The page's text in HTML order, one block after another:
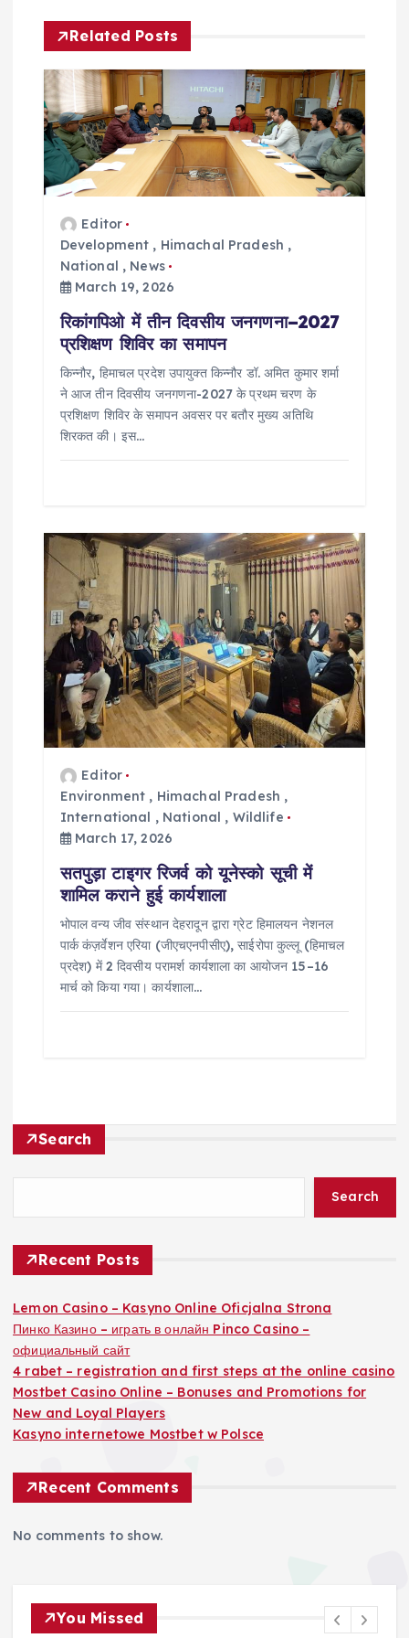
v
g
a
Related Posts
Editor
Development , Himachal Pradesh ,
National , News
March 19, 2026
रिकांगपिओ में तीन दिवसीय जनगणना–2027
प्रशिक्षण शिविर का समापन
किन्नौर, ‌हिमाचल प्रदेश उपायुक्त किन्नौर ‌डॉ. अमित कुमार शर्मा
ने आज ‌तीन दिवसीय जनगणना-2027 के प्रथम चरण ‌के
‌प्रशिक्षण शिविर के समापन अवसर पर बतौर मुख्य अतिथि
शिरकत की। इस…
Editor
Environment , Himachal Pradesh ,
International , National , Wildlife
March 17, 2026
सतपुड़ा टाइगर रिजर्व को यूनेस्को सूची में
शामिल कराने हुई कार्यशाला
भोपाल वन्य जीव संस्थान देहरादून द्वारा ग्रेट हिमालयन नेशनल
पार्क कंज़र्वेशन एरिया (जीएचएनपीसीए), साईरोपा कुल्लू (हिमाचल
प्रदेश) में 2 दिवसीय परामर्श कार्यशाला का आयोजन 15–16
मार्च को किया गया। कार्यशाला…
Search
Search
Recent Posts
Lemon Casino – Kasyno Online Oficjalna Strona
Пинко Казино – играть в онлайн Pinco Casino –
официальный сайт
4 rabet – registration and first steps at the online casino
Mostbet Casino Online – Bonuses and Promotions for
New and Loyal Players
Kasyno internetowe Mostbet w Polsce
Recent Comments
No comments to show.
You Missed